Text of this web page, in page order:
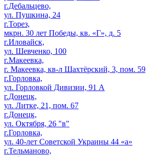
г.Дебальцево,
ул. Пушкина, 24
г.Торез,
мкрн. 30 лет Победы, кв. «Г», д. 5
г.Иловайск,
ул. Шевченко, 100
г.Макеевка,
г. Макеевка, кв-л Шахтёрский, 3, пом. 59
г.Горловка,
ул. Горловкой Дивизии, 91 А
г.Донецк,
ул. Литке, 21, пом. 67
г.Донецк,
ул. Октября, 26 "в"
г.Горловка,
ул. 40-лет Советской Украины 44 «а»
г.Тельманово,